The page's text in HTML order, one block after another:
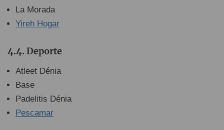
La Morada
Yireh Hogar
Deporte
Atleet Dénia
Base
Padelitis Dénia
Pescamar